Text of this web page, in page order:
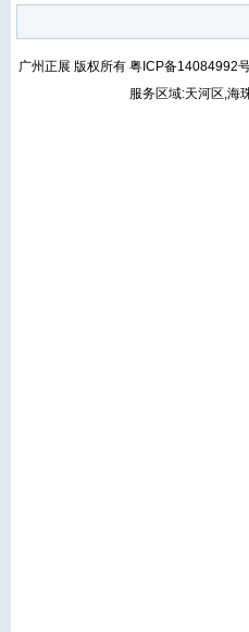
广州正展 版权所有 粤ICP备14084992
服务区域:天河区,海珠区,白云